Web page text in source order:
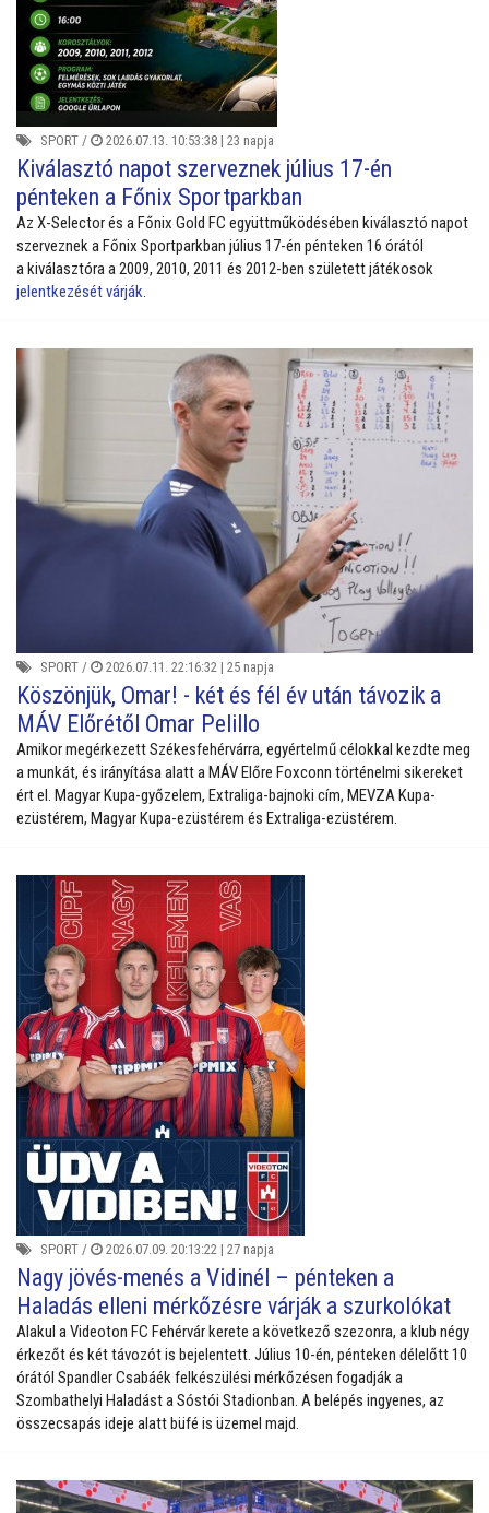
SPORT / 2026.07.13. 10:53:38 | 23 napja
Kiválasztó napot szerveznek július 17-én
pénteken a Főnix Sportparkban
Az X-Selector és a Főnix Gold FC együttműködésében kiválasztó napot
szerveznek a Főnix Sportparkban július 17-én pénteken 16 órától
a kiválasztóra a 2009, 2010, 2011 és 2012-ben született játékosok
jelentkezését várják.
SPORT / 2026.07.11. 22:16:32 | 25 napja
Köszönjük, Omar! - két és fél év után távozik a
MÁV Előrétől Omar Pelillo
Amikor megérkezett Székesfehérvárra, egyértelmű célokkal kezdte meg
a munkát, és irányítása alatt a MÁV Előre Foxconn történelmi sikereket
ért el. Magyar Kupa-győzelem, Extraliga-bajnoki cím, MEVZA Kupa-
ezüstérem, Magyar Kupa-ezüstérem és Extraliga-ezüstérem.
SPORT / 2026.07.09. 20:13:22 | 27 napja
Nagy jövés-menés a Vidinél – pénteken a
Haladás elleni mérkőzésre várják a szurkolókat
Alakul a Videoton FC Fehérvár kerete a következő szezonra, a klub négy
érkezőt és két távozót is bejelentett. Július 10-én, pénteken délelőtt 10
órától Spandler Csabáék felkészülési mérkőzésen fogadják a
Szombathelyi Haladást a Sóstói Stadionban. A belépés ingyenes, az
összecsapás ideje alatt büfé is üzemel majd.